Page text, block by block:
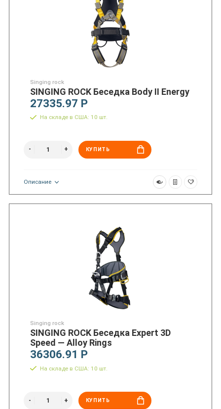
Singing rock
SINGING ROCK Беседка Body II Energy
27335.97 Р
На складе в США: 10 шт.
КУПИТЬ
Описание
Singing rock
SINGING ROCK Беседка Expert 3D
Speed — Alloy Rings
36306.91 Р
На складе в США: 10 шт.
КУПИТЬ